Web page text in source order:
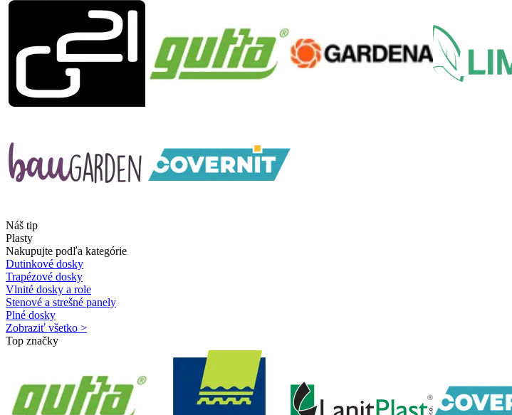
Náš tip
Plasty
Nakupujte podľa kategórie
Dutinkové dosky
Trapézové dosky
Vlnité dosky a role
Stenové a strešné panely
Plné dosky
Zobraziť všetko >
Top značky